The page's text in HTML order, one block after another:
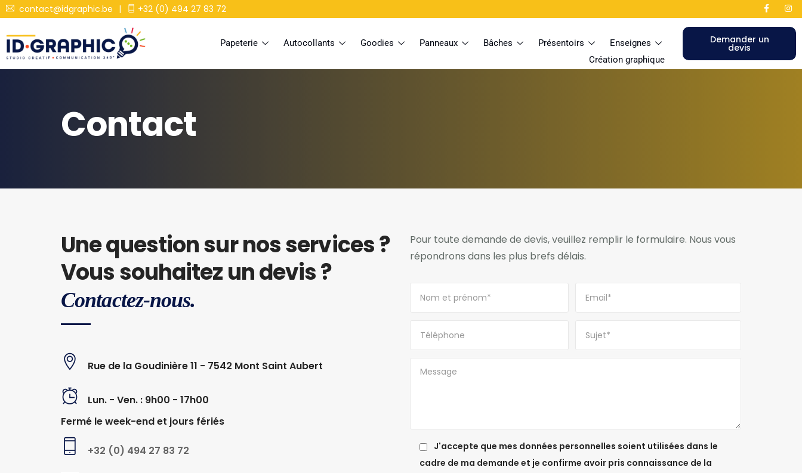
contact@idgraphic.be | +32 (0) 494 27 83 72
Papeterie Autocollants Goodies Panneaux Bâches Présentoirs
Enseignes
Création graphique
Demander un
devis
Contact
Une question sur nos services ?
Vous souhaitez un devis ?
Contactez-nous.
Rue de la Goudinière 11 - 7542 Mont Saint Aubert
Lun. - Ven. : 9h00 - 17h00
Fermé le week-end et jours fériés
+32 (0) 494 27 83 72
Pour toute demande de devis, veuillez remplir le formulaire. Nous vous
répondrons dans les plus brefs délais.
J'accepte que mes données personnelles soient utilisées dans le
cadre de ma demande et je confirme avoir pris connaissance de la